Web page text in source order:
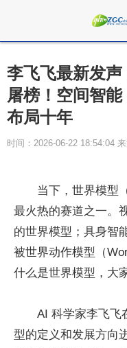
李飞飞最新发
屠榜！空间智
布局十年
时间：2026-06-22 18:54:04
当下，世界模型
最火热的赛道之一。
的世界模型；具身智
被世界动作模型（
什么是世界模型，大
AI 科学家李飞飞
型的定义和发展方向